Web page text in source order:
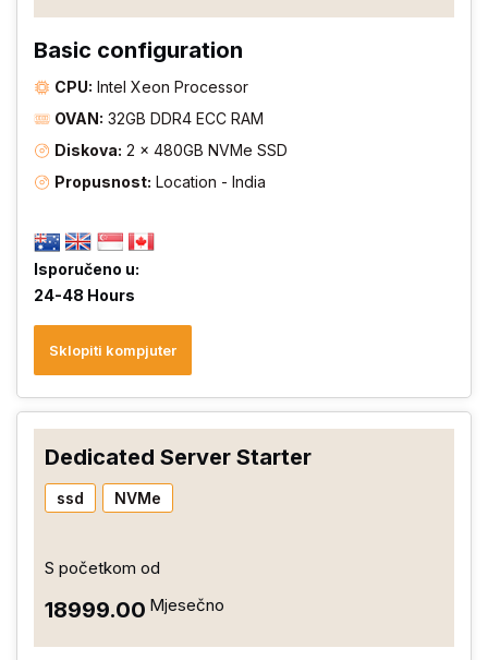
Basic configuration
CPU: Intel Xeon Processor
OVAN: 32GB DDR4 ECC RAM
Diskova: 2 × 480GB NVMe SSD
Propusnost: Location - India
Isporučeno u:
24-48 Hours
Sklopiti kompjuter
Dedicated Server Starter
ssd NVMe
S početkom od
₹18999.00 Mjesečno